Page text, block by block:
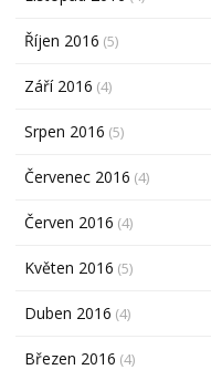
Říjen 2016 (5)
Září 2016 (4)
Srpen 2016 (5)
Červenec 2016 (4)
Červen 2016 (4)
Květen 2016 (5)
Duben 2016 (4)
Březen 2016 (4)